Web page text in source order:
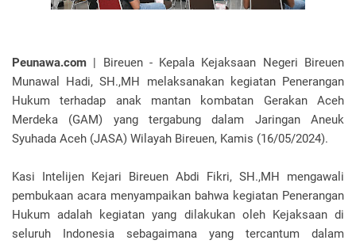
Peunawa.com | Bireuen - Kepala Kejaksaan Negeri Bireuen
Munawal Hadi, SH.,MH melaksanakan kegiatan Penerangan
Hukum terhadap anak mantan kombatan Gerakan Aceh
Merdeka (GAM) yang tergabung dalam Jaringan Aneuk
Syuhada Aceh (JASA) Wilayah Bireuen, Kamis (16/05/2024).
Kasi Intelijen Kejari Bireuen Abdi Fikri, SH.,MH mengawali
pembukaan acara menyampaikan bahwa kegiatan Penerangan
Hukum adalah kegiatan yang dilakukan oleh Kejaksaan di
seluruh Indonesia sebagaimana yang tercantum dalam